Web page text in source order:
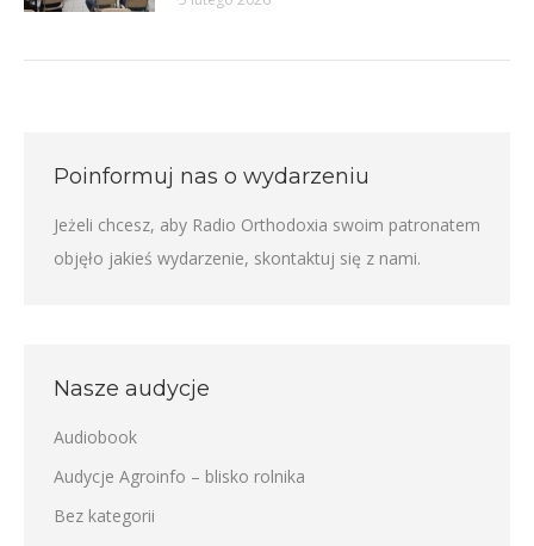
Poinformuj nas o wydarzeniu
Jeżeli chcesz, aby Radio Orthodoxia swoim patronatem
objęło jakieś wydarzenie, skontaktuj się z nami.
Nasze audycje
Audiobook
Audycje Agroinfo – blisko rolnika
Bez kategorii